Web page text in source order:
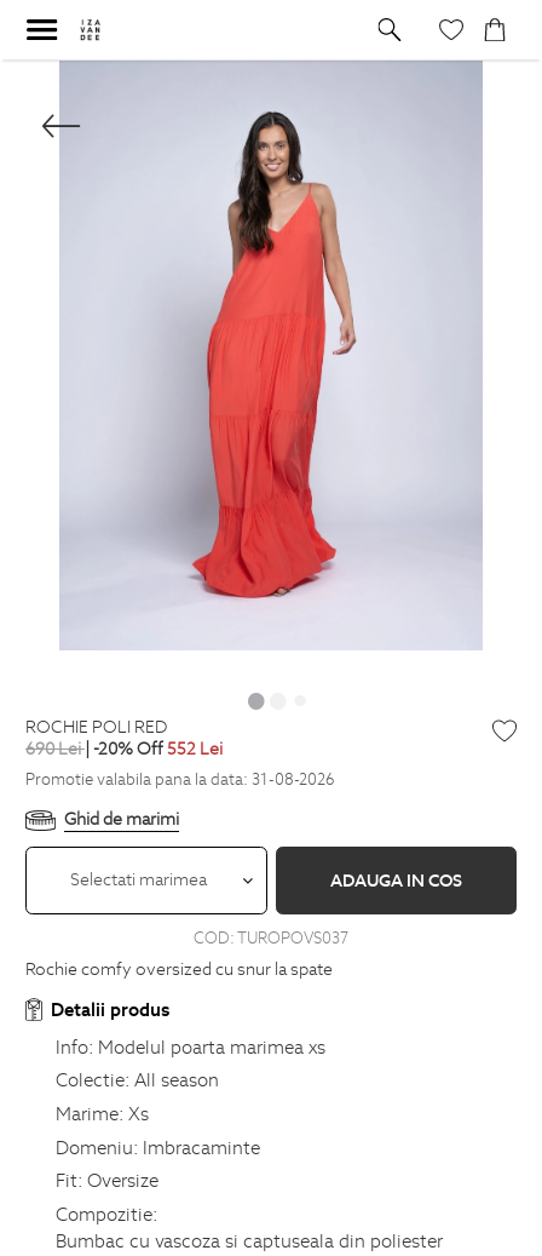
ROCHIE POLI RED
690Lei | -20% Off552 Lei
Promotie valabila pana la data: 31-08-2026
Ghid de marimi
Selectati marimea ADAUGA IN COS
COD:TUROPOVS037
Rochie comfy oversized cu snur la spate
Detalii produs
Info: Modelul poarta marimea xs
Colectie: All season
Marime: Xs
Domeniu: Imbracaminte
Fit: Oversize
Compozitie:
Bumbac cu vascoza si captuseala din poliester